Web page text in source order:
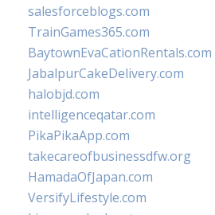
salesforceblogs.com
TrainGames365.com
BaytownEvaCationRentals.com
JabalpurCakeDelivery.com
halobjd.com
intelligenceqatar.com
PikaPikaApp.com
takecareofbusinessdfw.org
HamadaOfJapan.com
VersifyLifestyle.com